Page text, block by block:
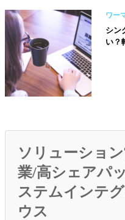
ワー
シン
い？
ソリューショ
業/高シェアパ
ステムインテ
ウス